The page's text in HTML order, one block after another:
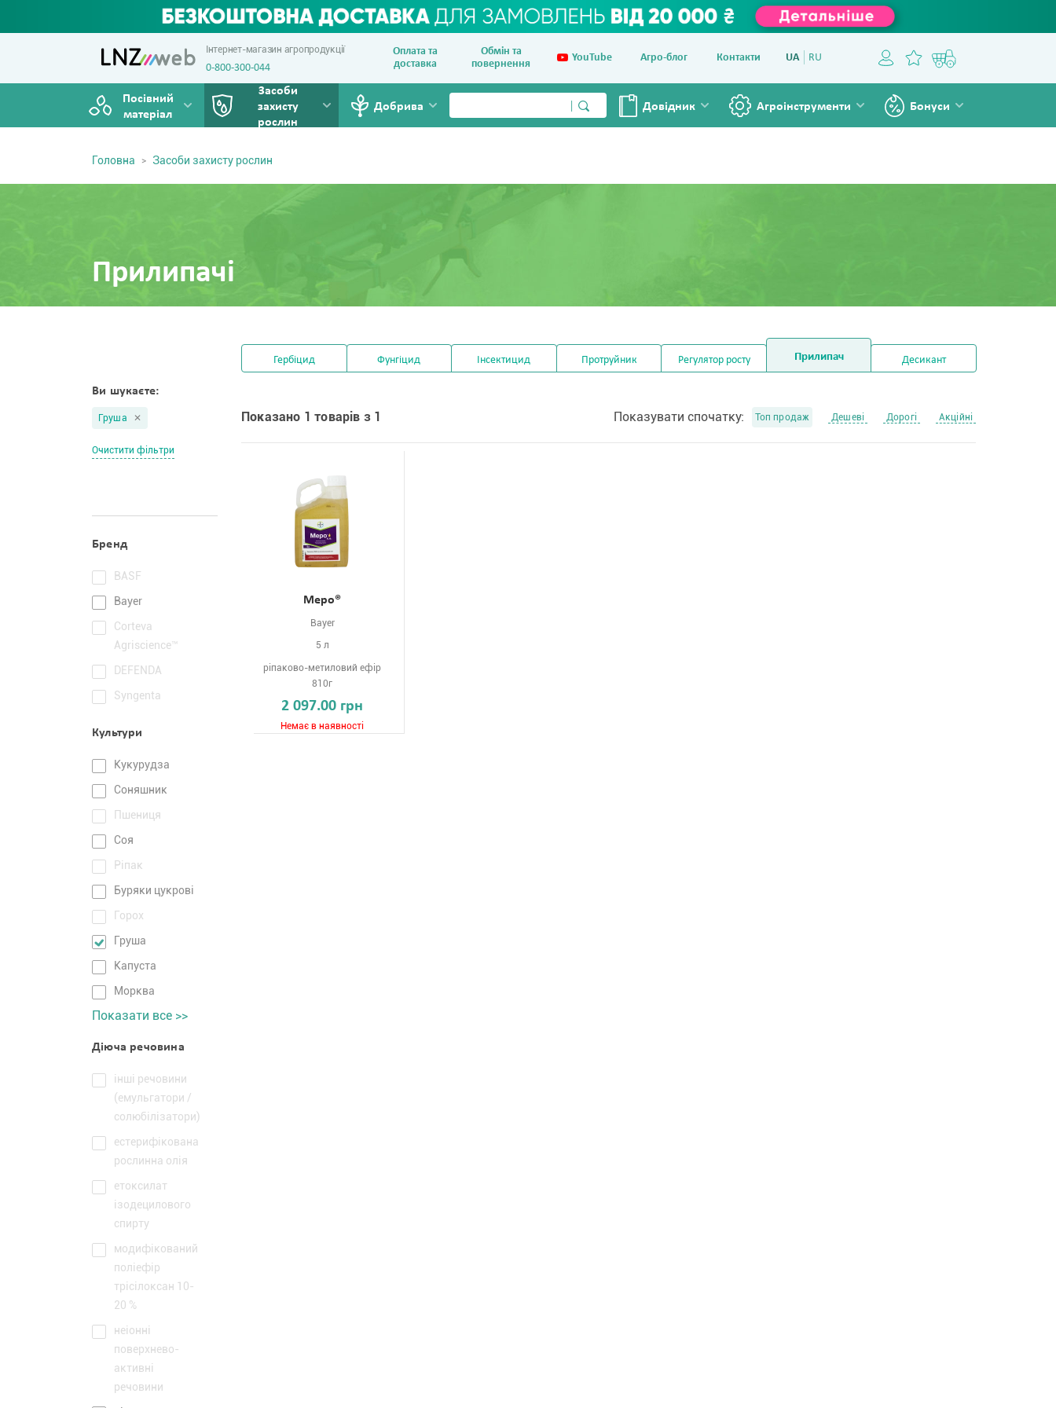
Інтернет-магазин агропродукції
0-800-300-044
Оплата та
доставка
Обмін та
повернення
YouTube Агро-блог Контакти UA RU
Посівний
матеріал
Засоби
захисту
рослин
Добрива Довiдник Агроінструменти Бонуси
Головна Засоби захисту рослин
Прилипачі
Ви шукаєте:
Груша
Очистити фільтри
Бренд
BASF
Bayer
Corteva
Agriscience™
DEFENDA
Syngenta
Культури
Кукурудза
Соняшник
Пшениця
Соя
Ріпак
Буряки цукрові
Горох
Груша
Капуста
Морква
Показати все >>
Діюча речовина
інші речовини
(емульгатори /
солюбілізатори)
естерифікована
рослинна олія
етоксилат
ізодецилового
спирту
модифікований
поліефір
трісілоксан 10-
20 %
неіонні
поверхнево-
активні
речовини
Гербіцид Фунгіцид Інсектицид Протруйник Регулятор росту Прилипач Десикант
Показувати спочатку: Топ продаж Дешеві Дорогі Акційні
Показано 1 товарів з 1
Меро®
Bayer
5 л
ріпаково-метиловий ефір
810г
2 097.00 грн
Немає в наявності